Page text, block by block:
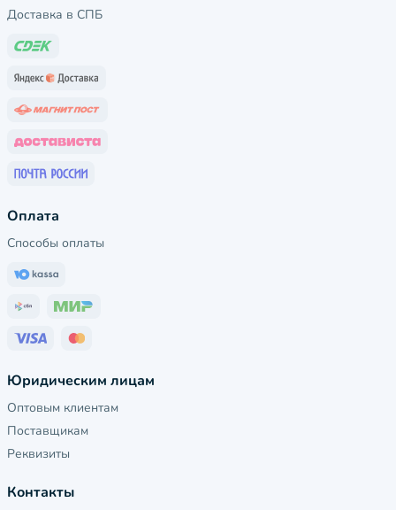
Доставка в СПБ
Оплата
Способы оплаты
Юридическим лицам
Оптовым клиентам
Поставщикам
Реквизиты
Контакты